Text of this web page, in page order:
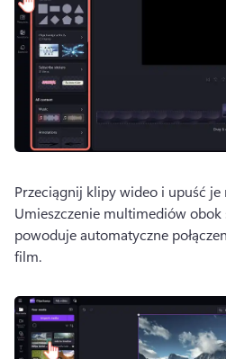
Umieszczenie multimediów obok
powoduje automatyczne
film.